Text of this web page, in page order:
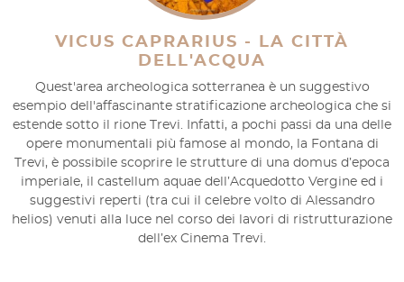
VICUS CAPRARIUS - LA CITTÀ
DELL'ACQUA
Quest'area archeologica sotterranea è un suggestivo
esempio dell'affascinante stratificazione archeologica che si
estende sotto il rione Trevi. Infatti, a pochi passi da una delle
opere monumentali più famose al mondo, la Fontana di
Trevi, è possibile scoprire le strutture di una domus d’epoca
imperiale, il castellum aquae dell’Acquedotto Vergine ed i
suggestivi reperti (tra cui il celebre volto di Alessandro
helios) venuti alla luce nel corso dei lavori di ristrutturazione
dell’ex Cinema Trevi.